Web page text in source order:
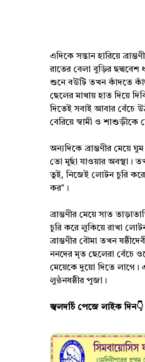
এদিকে সন্তান হারিয়ে
রাতের বেলা বুড়ির
শুনে বউটি তখন কাঁদতে
ছেলের মাথায় হাত দিয়ে
দিতেই সবাই আবার বেঁচে
বেরিয়ে স্বামী ও
অন্যদিকে ব্রাম্ভণীর মেয়ে
তো মুর্ছা যাওয়ার
তুই, নিজেই লোটন চুরি করে
কর"।
ব্রাম্ভণীর মেয়ে সাত
চুরি করে লুকিয়ে রাখা
ব্রাম্ভণীর বৌমা তখন
ননদের মৃত ছেলেরা বেঁচে
মেয়েকে দুয়ো দিতে লাগে।
লুন্ঠনষষ্ঠীর পূজা।
জ্বলদর্চি পেজে লাইক দিন👇